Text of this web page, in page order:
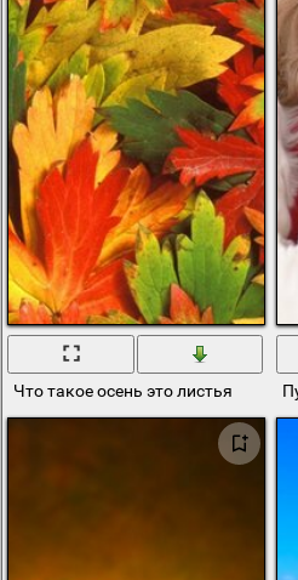
Что такое осень это листья